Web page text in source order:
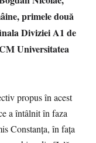
primele două
Diviziei A1 de
Universitatea
propus în acest
a întâlnit în faza
Constanţa, în faţa